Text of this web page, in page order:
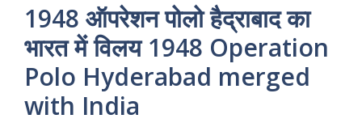
1948 ऑपरेशन पोलो हैद्राबाद का
भारत में विलय 1948 Operation
Polo Hyderabad merged
with India